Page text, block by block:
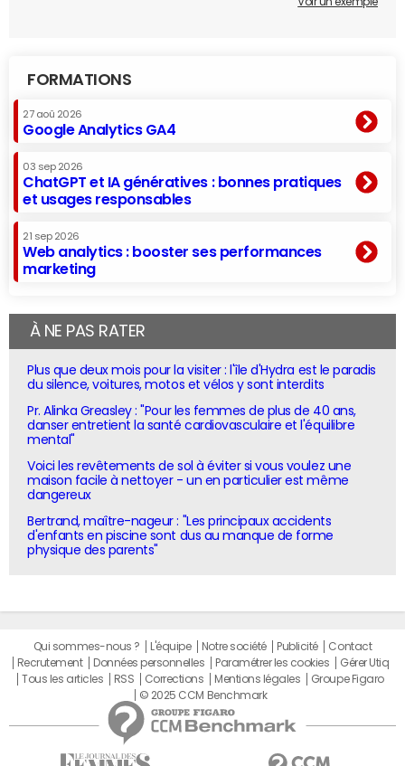
FORMATIONS
27 aoû 2026
Google Analytics GA4
03 sep 2026
ChatGPT et IA génératives : bonnes pratiques
et usages responsables
21 sep 2026
Web analytics : booster ses performances
marketing
À NE PAS RATER
Plus que deux mois pour la visiter : l'île d'Hydra est le paradis
du silence, voitures, motos et vélos y sont interdits
Pr. Alinka Greasley : "Pour les femmes de plus de 40 ans,
danser entretient la santé cardiovasculaire et l'équilibre
mental"
Voici les revêtements de sol à éviter si vous voulez une
maison facile à nettoyer - un en particulier est même
dangereux
Bertrand, maître-nageur : "Les principaux accidents
d'enfants en piscine sont dus au manque de forme
physique des parents"
Qui sommes-nous ? L'équipe Notre société Publicité
Contact
Recrutement
Données personnelles Paramétrer les cookies
Gérer Utiq
Tous les articles
RSS Corrections Mentions légales
Groupe Figaro
© 2025 CCM Benchmark